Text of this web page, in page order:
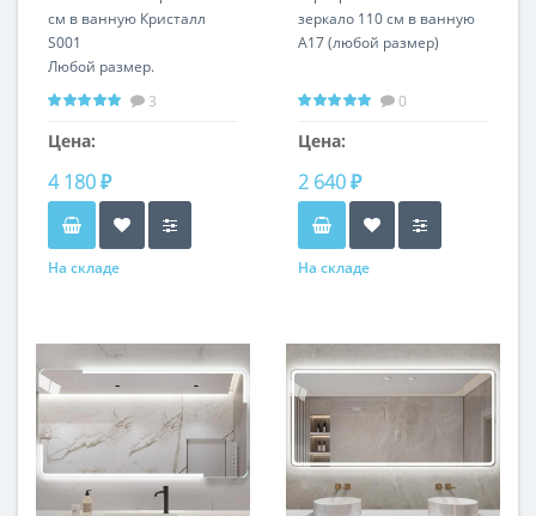
см в ванную Кристалл
S001
Любой размер.
Вертикальная и
горизонтальная
установка
3
Цена:
4 180 ₽
На складе
зеркало 110 см в ванную
A17 (любой размер)
0
Цена:
2 640 ₽
На складе